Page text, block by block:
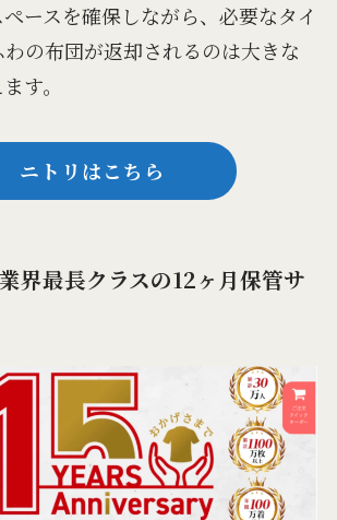
ースを確保しながら、必要なタイ
の布団が返却されるのは大きな
す。
ニトリはこちら
界最長クラスの12ヶ月保管サ